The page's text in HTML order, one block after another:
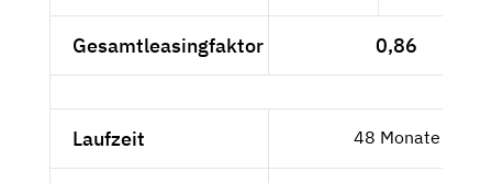
Gesamtleasingfaktor 0,86
Laufzeit 48 Monate